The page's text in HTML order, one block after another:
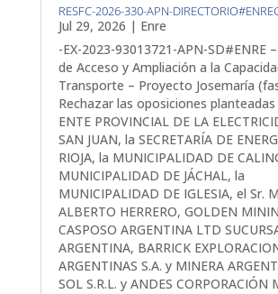
RESFC-2026-330-APN-
Jul 29, 2026 | Enre
-EX-2023-93013721-APN-SD#ENRE
de Acceso y Ampliación a la
Transporte – Proyecto Josemaría
Rechazar las oposiciones
ENTE PROVINCIAL DE LA
SAN JUAN, la SECRETARÍA DE
RIOJA, la MUNICIPALIDAD DE
MUNICIPALIDAD DE JÁCHAL, la
MUNICIPALIDAD DE IGLESIA, el Sr.
ALBERTO HERRERO, GOLDEN
CASPOSO ARGENTINA LTD
ARGENTINA, BARRICK
ARGENTINAS S.A. y MINERA
SOL S.R.L. y ANDES CORPORACIÓN